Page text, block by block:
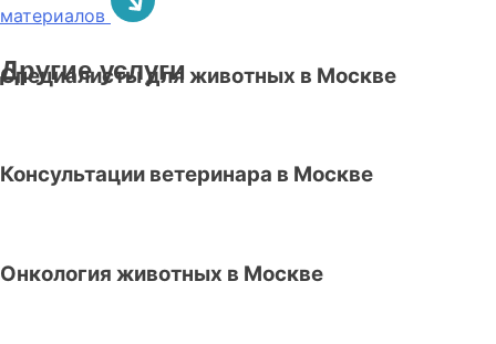
материалов
Другие услуги
Специалисты для животных в Москве
Консультации ветеринара в Москве
Онкология животных в Москве